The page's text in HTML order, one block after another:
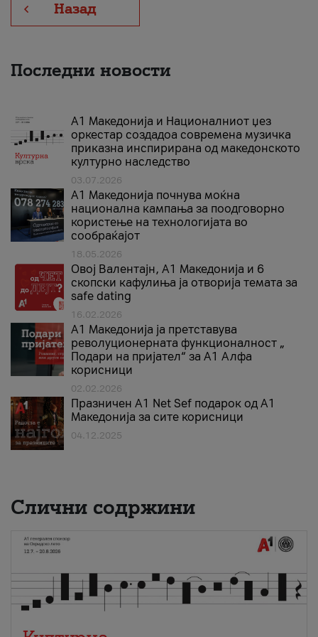
Назад
Последни новости
А1 Македонија и Националниот џез
оркестар создадоа современа музичка
приказна инспирирана од македонското
културно наследство
03.07.2026
A1 Македонија почнува моќна
национална кампања за поодговорно
користење на технологијата во
сообраќајот
18.05.2026
Овој Валентајн, A1 Македонија и 6
скопски кафулиња ја отворија темата за
safe dating
16.02.2026
А1 Македонија ја претставува
револуционерната функционалност „
Подари на пријател“ за А1 Алфа
корисници
02.02.2026
Празничен A1 Net Sеf подарок од А1
Македонија за сите корисници
04.12.2025
Слични содржини